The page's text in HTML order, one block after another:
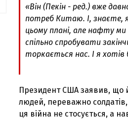
«Він (Пекін - ред.) вже
потреб Китаю. І, знаєте,
цьому плані, але нафту
спільно спробувати
торкається нас. І я хотів
Президент США заявив, що
людей, переважно
ця війна не стосується, а